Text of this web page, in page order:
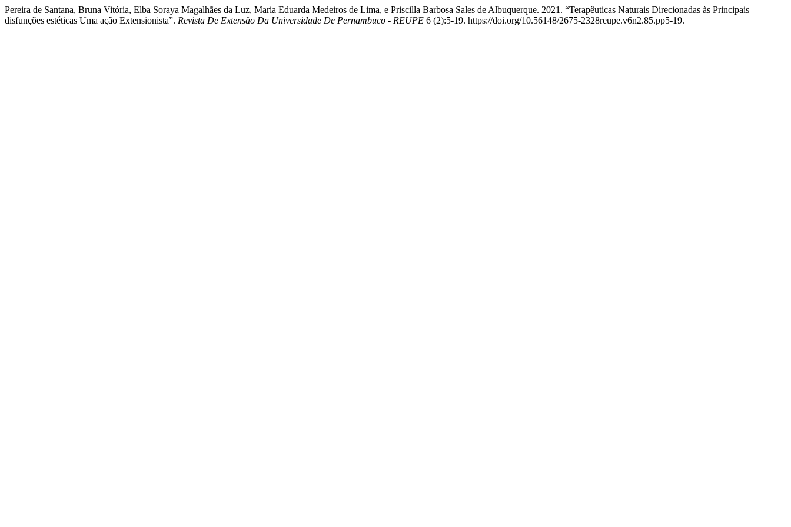
Pereira de Santana, Bruna Vitória, Elba Soraya Magalhães da Luz, Maria Eduarda Medeiros de Lima, e Priscilla Barbosa Sales de Albuquerque. 2021. “Terapêuticas Naturais Direcionadas às Principais
disfunções estéticas Uma ação Extensionista”. Revista De Extensão Da Universidade De Pernambuco - REUPE 6 (2):5-19. https://doi.org/10.56148/2675-2328reupe.v6n2.85.pp5-19.